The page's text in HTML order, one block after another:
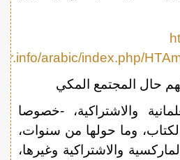
arabic/index.php/
حال المجتمع المكي
والاشتراكية، -خصوصا
الكتاب، وما حولها من سنوات،
والاشتراكية وغيرها،